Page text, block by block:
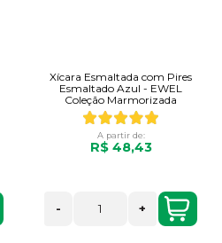
Xícara Esmaltada com Pires
Esmaltado Azul - EWEL
Coleção Marmorizada
A partir de:
R$ 48,43
- +